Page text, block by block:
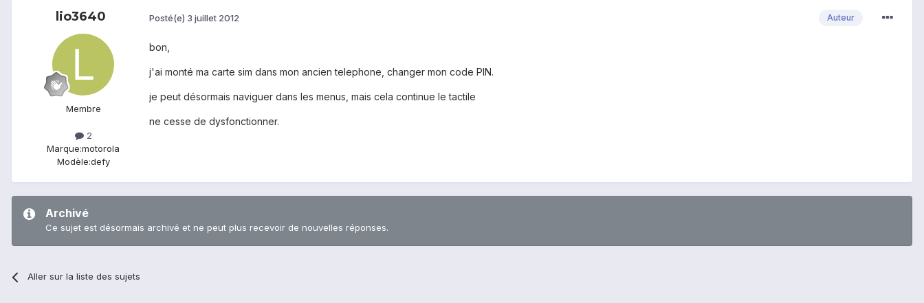
lio3640
Membre
2
Marque:motorola
Modèle:defy
Auteur
Posté(e) 3 juillet 2012
bon,
j'ai monté ma carte sim dans mon ancien telephone, changer mon code PIN.
je peut désormais naviguer dans les menus, mais cela continue le tactile
ne cesse de dysfonctionner.
Archivé
Ce sujet est désormais archivé et ne peut plus recevoir de nouvelles réponses.
Aller sur la liste des sujets